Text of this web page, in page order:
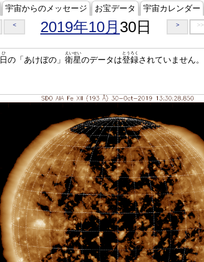
宇宙からのメッセージ お宝データ 宇宙カレンダー
< 2019年10月 30日 > >>
日
ひ
の「あけぼの」 衛星
えいせい
のデータは登録
とうろく
されていません。